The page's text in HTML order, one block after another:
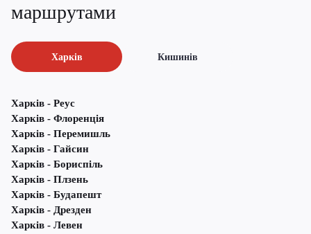
маршрутами
Харків Кишинів
Харків - Реус
Харків - Флоренція
Харків - Перемишль
Харків - Гайсин
Харків - Бориспіль
Харків - Плзень
Харків - Будапешт
Харків - Дрезден
Харків - Левен